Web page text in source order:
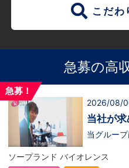
こだわ
急募の高
急募！
2026/08/
当社が
当グルー
神】を持
に！『ハ
ソープランド バイオレンス